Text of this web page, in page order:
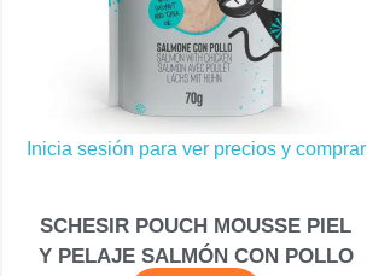
Inicia sesión para ver precios y comprar
SCHESIR POUCH MOUSSE PIEL
Y PELAJE SALMÓN CON POLLO